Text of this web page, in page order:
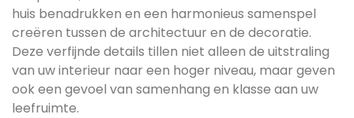
huis benadrukken en een harmonieus samenspel
creëren tussen de architectuur en de decoratie.
Deze verfijnde details tillen niet alleen de uitstraling
van uw interieur naar een hoger niveau, maar geven
ook een gevoel van samenhang en klasse aan uw
leefruimte.